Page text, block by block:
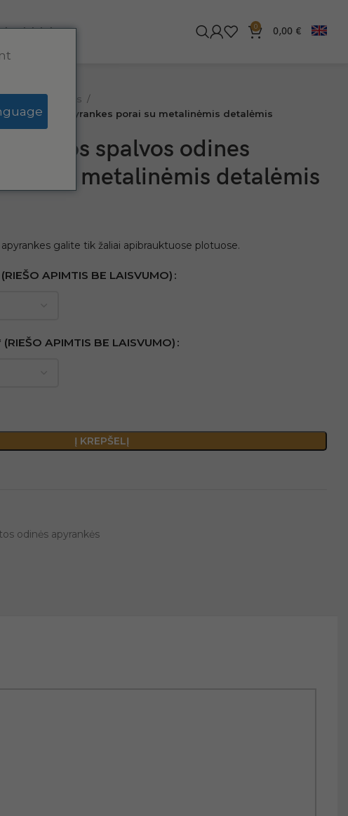
piniginės 0 0,00 €
apyrankės
odines apyrankes porai su metalinėmis detalėmis
rudos spalvos odines
su metalinėmis detalėmis
galite tik žaliai apibrauktuose plotuose.
APIMTIS BE LAISVUMO)
APIMTIS BE LAISVUMO)
Į KREPŠELĮ
odinės apyrankės